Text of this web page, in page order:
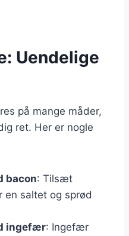
Uendelige
på mange måder,
ret. Her er nogle
bacon: Tilsæt
en saltet og sprød
ingefær: Ingefær